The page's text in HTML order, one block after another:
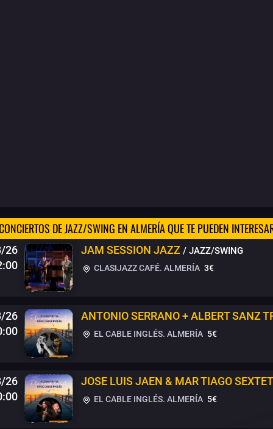
DE JAZZ/SWING EN ALMERÍA QUE TE PUEDEN
26
JAM SESSION JAZZ / JAZZ/SWING
CLASIJAZZ CAFÉ. ALMERÍA 3€
26
ANTONIO SERRANO + ALBERT SANZ
EL CABLE INGLÉS. ALMERÍA 5€
26
JOSE LUIS JAEN & MAR TIAGO SEXTET
EL CABLE INGLÉS. ALMERÍA 5€